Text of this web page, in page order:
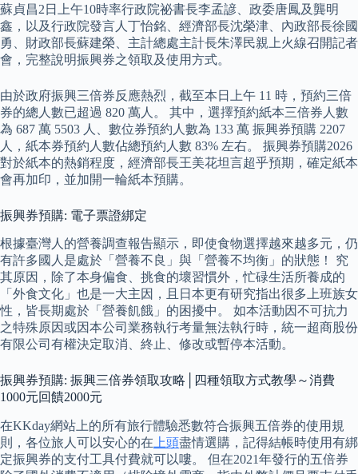
蘇貞昌2日上午10時率行政院祕書長李孟諺、政委唐鳳及龔明
鑫，以及行政院發言人丁怡銘、經濟部長沈榮津、內政部長徐國
勇、財政部長蘇建榮、主計總處主計長朱澤民親上火線召開記者
會，完整說明振興券之領取及使用方式。
由於政府振興三倍券反應熱烈，截至本日上午 11 時，預約三倍
券的總人數已超過 820 萬人。 其中，選擇預約紙本三倍券人數
為 687 萬 5503 人、數位券預約人數為 133 萬 振興券預購 2207
人，紙本券預約人數佔總預約人數 83% 左右。 振興券預購2026
對於紙本的熱銷程度，經濟部長王美花坦言超乎預期，確定紙本
會再加印，並加開一輪紙本預購。
振興券預購: 電子票證綁定
根據臺灣人的營養調查報告顯示，即使食物選擇越來越多元，仍
有許多國人是處於「營養不良」與「營養不均衡」的狀態！ 究
其原因，除了本身偏食、挑食的壞習慣外，忙碌生活所養成的
「外食文化」也是一大主因，且日本更有研究指出很多上班族女
性，皆長期處於「營養飢餓」的困擾中。 如本活動因不可抗力
之特殊原因或因本公司業務執行考量無法執行時，統一超商股份
有限公司有權決定取消、終止、修改或暫停本活動。
振興券預購: 振興三倍券領取攻略│四種領取方式教學～消費
1000元回饋2000元
在KKday網站上的所有旅行體驗悉數符合振興五倍券的使用規
則，各位旅人可以安心的在 上頭盡情選購，記得結帳時使用有綁
定振興券的支付工具付費就可以嘍。 但在2021年發行的五倍券